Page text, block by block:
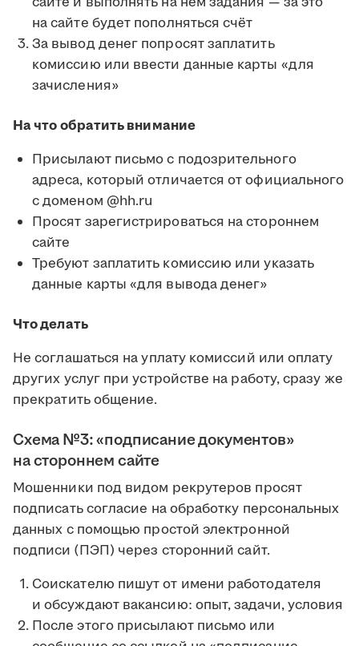
на сайте будет пополняться счёт
За вывод денег попросят заплатить
комиссию или ввести данные карты «для
зачисления»
На что обратить внимание
Присылают письмо с подозрительного
адреса, который отличается от официального
с доменом @hh.ru
Просят зарегистрироваться на стороннем
сайте
Требуют заплатить комиссию или указать
данные карты «для вывода денег»
Что делать
Не соглашаться на уплату комиссий или оплату
других услуг при устройстве на работу, сразу же
прекратить общение.
Схема №3: «подписание документов»
на стороннем сайте
Мошенники под видом рекрутеров просят
подписать согласие на обработку персональных
данных с помощью простой электронной
подписи (ПЭП) через сторонний сайт.
Соискателю пишут от имени работодателя
и обсуждают вакансию: опыт, задачи, условия
После этого присылают письмо или